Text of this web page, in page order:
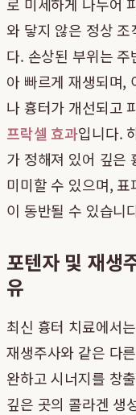
와 닿지 않은 정상
다. 손상된 부위는
아 빠르게 재생되며,
나 흉터가 개선되고
프락셀 효과입니다.
가 정해져 있어 깊은
미미할 수 있으며,
이 동반될 수 있습니
포텐자 및 재생
유
최신 흉터 치료에서
재생주사와 같은 다
완하고 시너지를 창
깊은 곳의 콜라겐 생